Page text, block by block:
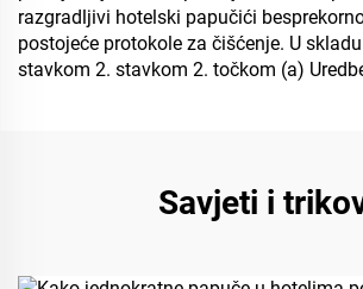
razgradljivi hotelski papučići
postojeće protokole za čišćenje. U
stavkom 2. stavkom 2. točkom (a)
Savjeti i